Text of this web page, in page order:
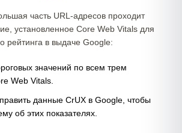
часть URL-адресов проходит
установленное Core Web Vitals для
рейтинга в выдаче Google:
значений по всем трем
Web Vitals.
данные CrUX в Google, чтобы
об этих показателях.